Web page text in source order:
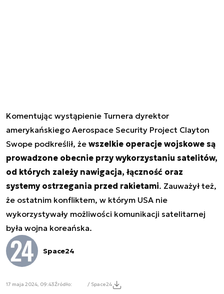
Komentując wystąpienie Turnera dyrektor
amerykańskiego Aerospace Security Project Clayton
Swope podkreślił, że wszelkie operacje wojskowe są
prowadzone obecnie przy wykorzystaniu satelitów,
od których zależy nawigacja, łączność oraz
systemy ostrzegania przed rakietami. Zauważył też,
że ostatnim konfliktem, w którym USA nie
wykorzystywały możliwości komunikacji satelitarnej
była wojna koreańska.
Space24
17 maja 2024, 09:43Źródło: / Space24